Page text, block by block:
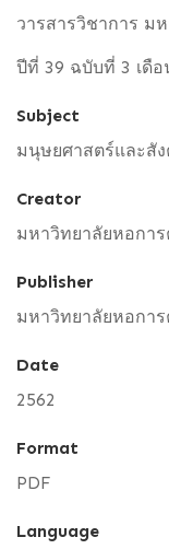
วารสารวิชาการ ม
ปีที่ 39 ฉบับที่ 3 เดื
Subject
มนุษยศาสตร์และสั
Creator
มหาวิทยาลัยหอการ
Publisher
มหาวิทยาลัยหอการ
Date
2562
Format
PDF
Language